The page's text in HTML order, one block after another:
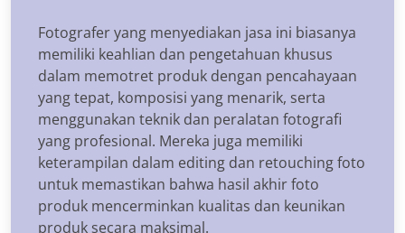
Fotografer yang menyediakan jasa ini biasanya
memiliki keahlian dan pengetahuan khusus
dalam memotret produk dengan pencahayaan
yang tepat, komposisi yang menarik, serta
menggunakan teknik dan peralatan fotografi
yang profesional. Mereka juga memiliki
keterampilan dalam editing dan retouching foto
untuk memastikan bahwa hasil akhir foto
produk mencerminkan kualitas dan keunikan
produk secara maksimal.